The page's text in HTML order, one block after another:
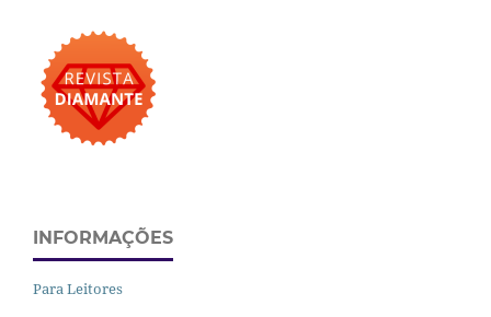
INFORMAÇÕES
Para Leitores